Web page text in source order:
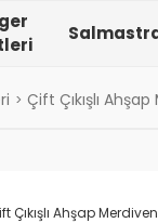
Çift Çıkışlı